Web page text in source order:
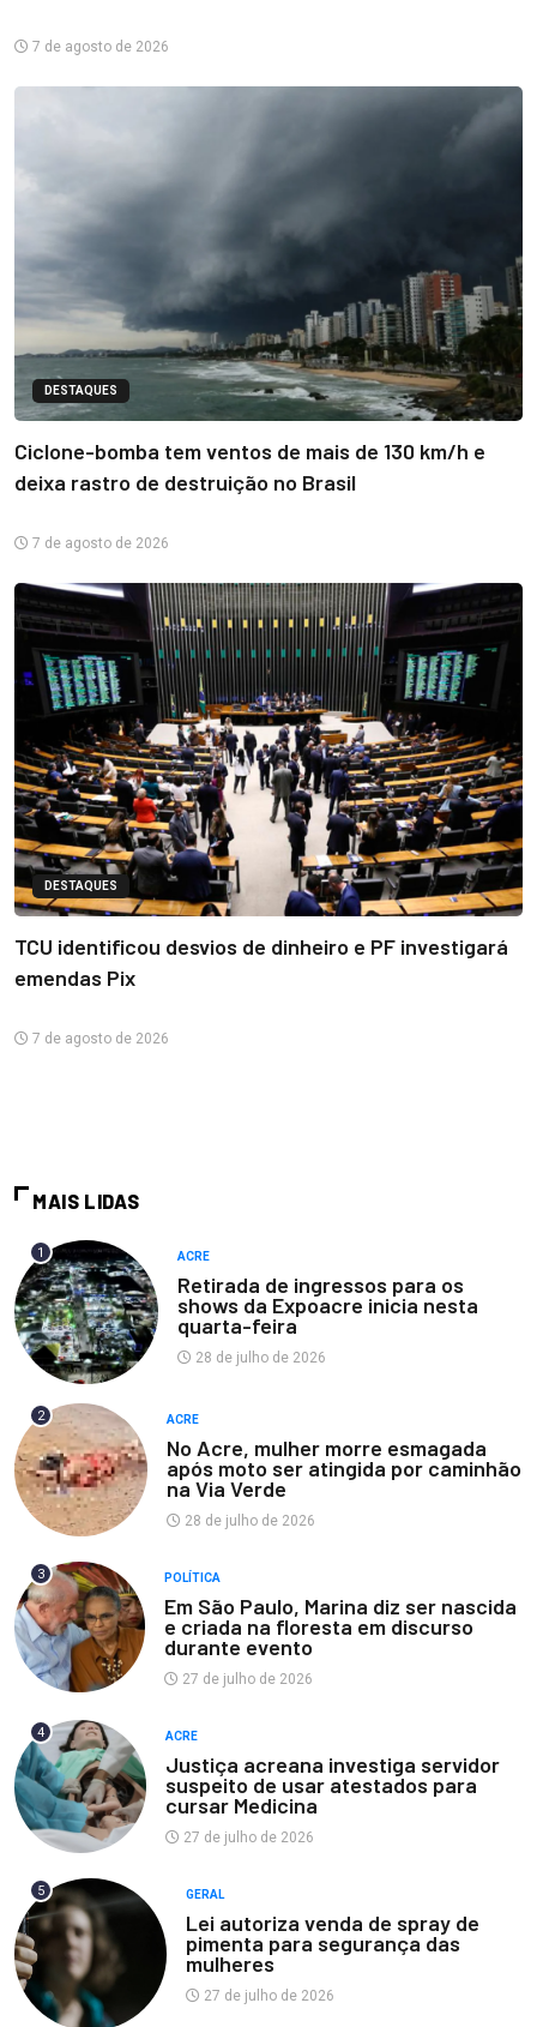
7 de agosto de 2026
DESTAQUES
Ciclone-bomba tem ventos de mais de 130 km/h e
deixa rastro de destruição no Brasil
7 de agosto de 2026
DESTAQUES
TCU identificou desvios de dinheiro e PF investigará
emendas Pix
7 de agosto de 2026
MAIS LIDAS
1 ACRE
Retirada de ingressos para os
shows da Expoacre inicia nesta
quarta-feira
28 de julho de 2026
2 ACRE
No Acre, mulher morre esmagada
após moto ser atingida por caminhão
na Via Verde
28 de julho de 2026
3 POLÍTICA
Em São Paulo, Marina diz ser nascida
e criada na floresta em discurso
durante evento
27 de julho de 2026
4 ACRE
Justiça acreana investiga servidor
suspeito de usar atestados para
cursar Medicina
27 de julho de 2026
5 GERAL
Lei autoriza venda de spray de
pimenta para segurança das
mulheres
27 de julho de 2026